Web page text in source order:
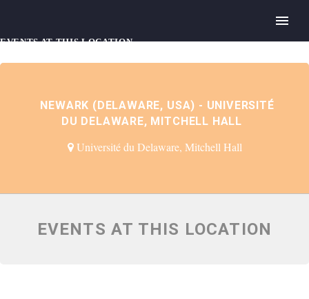
EVENTS AT THIS LOCATION
NEWARK (DELAWARE, USA) - UNIVERSITÉ
DU DELAWARE, MITCHELL HALL
Université du Delaware, Mitchell Hall
EVENTS AT THIS LOCATION